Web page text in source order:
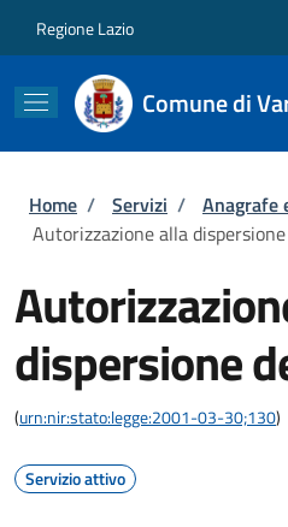
Regione Lazio
Comune di
Briciole di pane
Home / Servizi / Anagrafe
Autorizzazione alla
dispersione
(urn:nir:stato:legge:2001-03-30;130)
Servizio attivo